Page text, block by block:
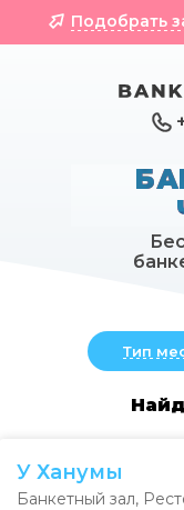
Подобрать
Тип
У Ханумы
Банкетный зал,